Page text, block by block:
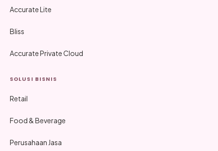
Accurate Lite
Bliss
Accurate Private Cloud
SOLUSI BISNIS
Retail
Food & Beverage
Perusahaan Jasa